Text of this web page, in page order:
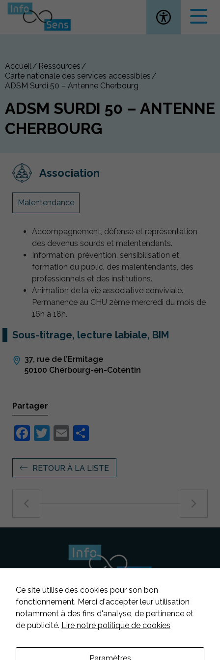
Ouvrir la
Accueil
Ressources
Carte nationale des services accessibles
ADSM Surdi 50 – Antenne Cherbourg
ADSM SURDI 50 – ANTENNE
CHERBOURG
Association
Malentendance
Accompagnement, défense et représentation
des devenus sourds et malentendants.
Information, prévention, sensibilisation et
formation du public, des malentendants, des
professionnels et des institutions.
Animation de la vie associative conviviale.
Permanence au CHU 2ème mercredi du mois de
16h à 18h.
Sous-titrage, lecture labiale, BIM
37, rue de l’Ermitage
50100 Cherbourg-en-Cotentin
Partager
Facebook
Twitter
Email
RETOUR À LA LISTE
Suivez-nous
Contacter INFOSENS
Ce site utilise des cookies pour son bon
fonctionnement. Merci d'accepter leur utilisation
notamment à des fins d'analyse, de pertinence et
de publicité. Lire notre politique de cookies